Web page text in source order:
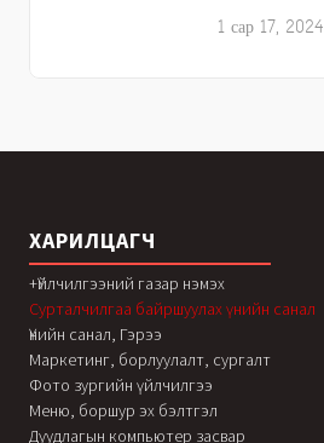
1 сар 17, 2024
ХАРИЛЦАГЧ
+Үйлчилгээний газар нэмэх
Сурталчилгаа байршуулах үнийн санал
Үнийн санал, Гэрээ
Маркетинг, борлуулалт, сургалт
Фото зургийн үйлчилгээ
Меню, боршур эх бэлтгэл
Дуудлагын компьютер засвар